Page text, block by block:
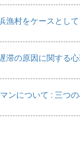
漁村をケースとして
滞の原因に関する
ンについて : 三つ